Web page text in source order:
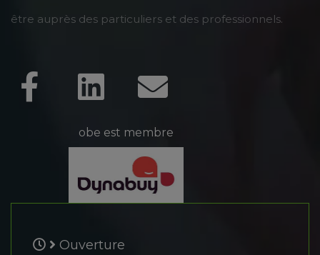
être auprès des particuliers et des professionnels.
obe est membre
Ouverture